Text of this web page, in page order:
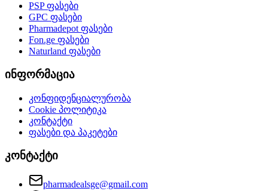
PSPფასები
GPC ფასები
Pharmadepotფასები
Fon.ge ფასები
Naturland ფასები
ინფორმაცია
კონფიდენციალურობა
Cookie პოლიტიკა
კონტაქტი
ფასები და პაკეტები
კონტაქტი
pharmadealsge@gmail.com